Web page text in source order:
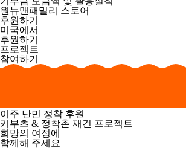
원뉴맨패밀리 스토어
후원하기
미국에서
후원하기
프로젝트
참여하기
이주 난민 정착 후원
키부츠 & 정착촌 재건 프로젝트
희망의 여정에
함께해 주세요